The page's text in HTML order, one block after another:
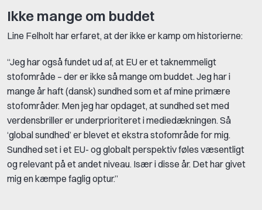
Ikke mange om buddet
Line Felholt har erfaret, at der ikke er kamp om historierne:
“Jeg har også fundet ud af, at EU er et taknemmeligt
stofområde – der er ikke så mange om buddet. Jeg har i
mange år haft (dansk) sundhed som et af mine primære
stofområder. Men jeg har opdaget, at sundhed set med
verdensbriller er underprioriteret i mediedækningen. Så
‘global sundhed’ er blevet et ekstra stofområde for mig.
Sundhed set i et EU- og globalt perspektiv føles væsentligt
og relevant på et andet niveau. Især i disse år. Det har givet
mig en kæmpe faglig optur.”